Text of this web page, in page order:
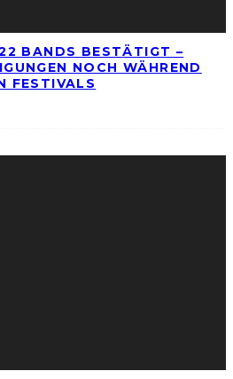
BANDS BESTÄTIGT –
NOCH WÄHREND
FESTIVALS